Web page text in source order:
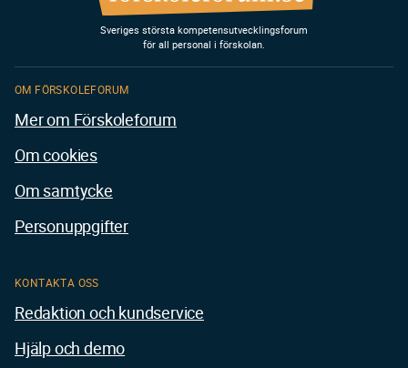
Sveriges största kompetensutvecklingsforum
för all personal i förskolan.
KONTAKTA OSS
Redaktion och kundservice
Hjälp och demo
OM FÖRSKOLEFORUM
Mer om Förskoleforum
Om cookies
Om samtycke
Personuppgifter